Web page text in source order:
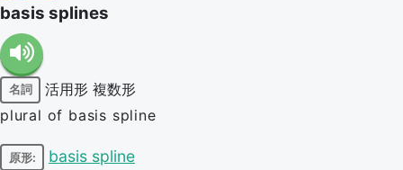
basis splines
名詞 活用形 複数形
plural of basis spline
原形: basis spline